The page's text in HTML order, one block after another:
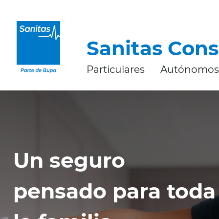
Sanitas
Particulares Autónomos
Un seguro
pensado para toda